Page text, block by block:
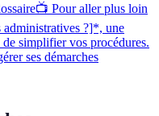
📺 Pour aller plus loin
administratives ?]*, une
simplifier vos procédures.
ses démarches